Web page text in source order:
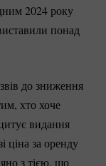
2024 року
понад
до зниження
хто хоче
видання
ціна за оренду
з тією, що